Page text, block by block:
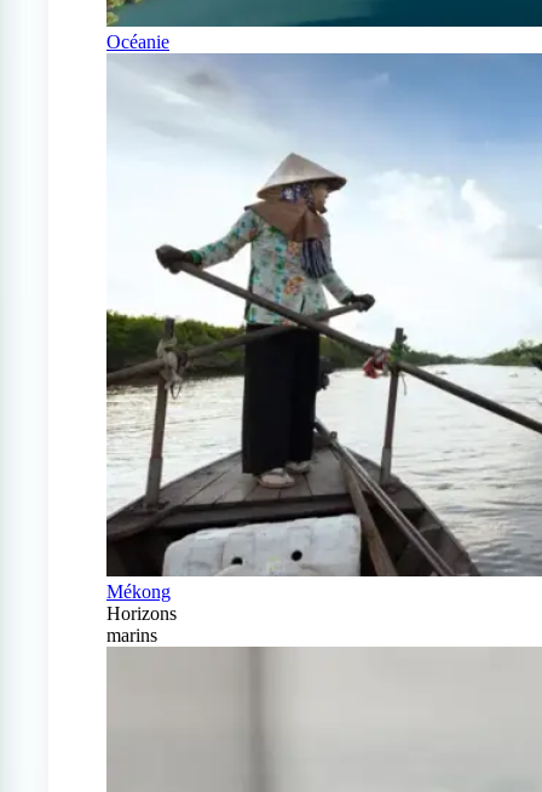
Océanie
Mékong
Horizons
marins